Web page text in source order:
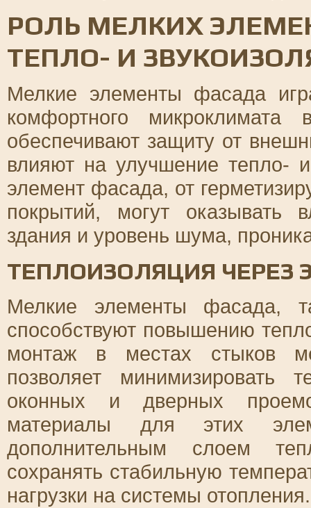
РОЛЬ МЕЛКИХ
ТЕПЛО- И
Мелкие элементы фасада
комфортного
обеспечивают защиту от
влияют на улучшение тепло-
элемент фасада, от
покрытий, могут оказывать
здания и уровень шума,
ТЕПЛОИЗОЛЯЦИЯ ЧЕРЕЗ
Мелкие элементы фасада,
способствуют повышению
монтаж в местах стыков
позволяет минимизировать
оконных и дверных
материалы для этих
дополнительным слоем
сохранять стабильную
нагрузки на системы отопления.